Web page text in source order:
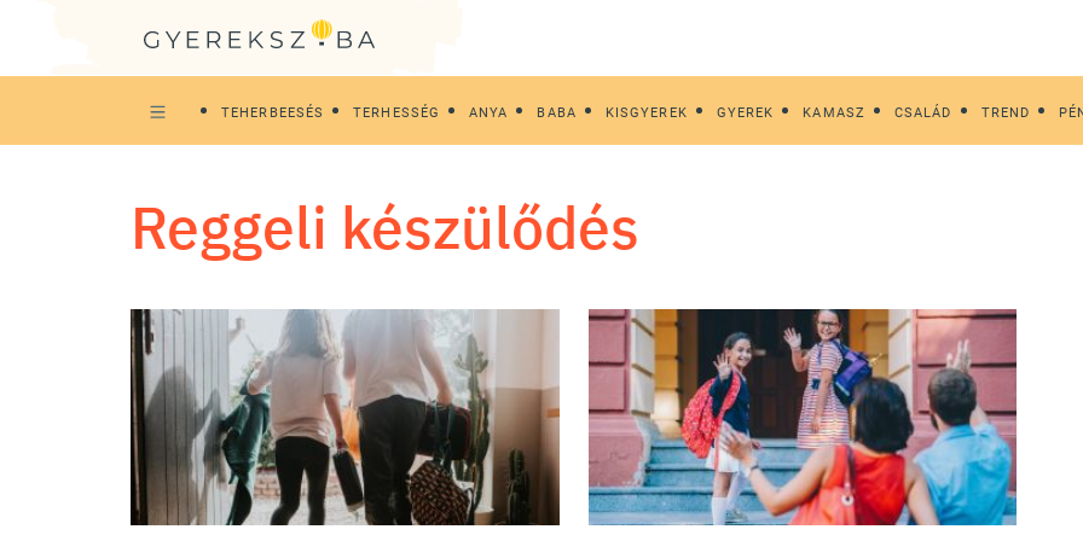
TEHERBEESÉS TERHESSÉG ANYA BABA KISGYEREK GYEREK KAMASZ CSALÁD TREND
reggeli készülődés